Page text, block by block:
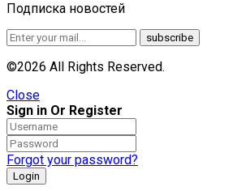
Подписка новостей
©2026 All Rights Reserved.
Close
Sign in Or Register
Forgot your password?